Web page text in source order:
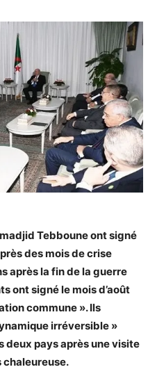
Tebboune ont signé
des mois de crise
après la fin de la guerre
ont signé le mois d’août
commune ». Ils
irréversible »
deux pays après une visite